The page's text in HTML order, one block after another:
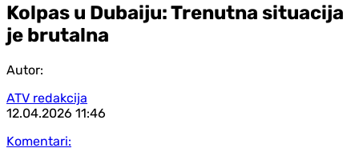
Kolpas u Dubaiju: Trenutna situacija
je brutalna
Autor:
ATV redakcija
12.04.2026 11:46
Komentari: